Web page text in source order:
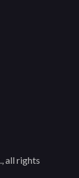
, all rights